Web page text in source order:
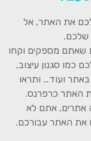
את האתר, אל
שלכם.
שאתם מספקים וקחו
כמו סגנון עיצוב,
באתר ועוד… ותראו
האתר כרפרנס.
אתרים, אתם לא
את האתר עבורכם.